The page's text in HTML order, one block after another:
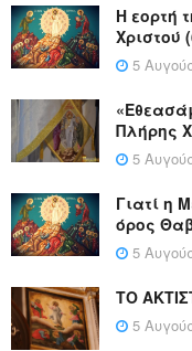
Η εορτή
Χριστού
5
Πλήρης
5
Γιατί η
όρος
5
ΤΟ
5